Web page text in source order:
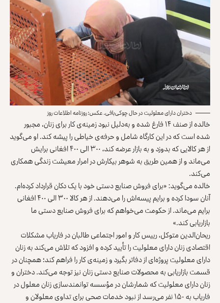
دختران دارای معلولیت در حال چوکی‌بافی. عکس: روزنامه اطلاعات روز
خالده از صنف ۱۴ فارغ شده و به‌دلیل نبود زمینه‌ی کار برای زنان، مجبور
شده است که در این کارگاه شامل و حرفه‌ی خیاطی را پیشه کند. او می‌گوید
از هر کالایی که بدوزد و به بازار عرضه کند، ۳۰۰ الی ۴۰۰ افغانی برایش
می‌ماند و از همین طریق به شوهر بیکارش در امرار معیشت زندگی همکاری
می‌کند.
خالده می‌گوید: «برای فروش صنایع دستی خود با یک دکان قرارداد کرده‌ام.
آنان سودا کرده و برایم پیسه‌اش را می‌دهند. از هر کالا ۳۰۰ الی ۴۰۰ افغانی
برایم می‌ماند. از حکومت می‌خواهم که برای فروش صنایع دستی ما
بازاریابی کند.»
ریحان‌الدین متوکل، رییس کار و امور اجتماعی طالبان در فاریاب مشکلات
اقتصادی زنان دارای معلولیت را تأیید کرده و افزود که تلاش می‌کند به زنان
دارای معلولیت پروژه‌ای از دفاتر بگیرد و زمینه‌ی کار را فراهم کند؛ همچنان در
قسمت بازاریابی به محصولات صنایع دستی زنان نیز توجه می‌کند. دختران و
زنان دارای معلولیت که شمارشان در مؤسسه‌ توانمندسازی زنان معلول در
فاریاب به ۱۵۰ نفر می‌رسد از نبود خدمات صحی برای تداوی معلولان و